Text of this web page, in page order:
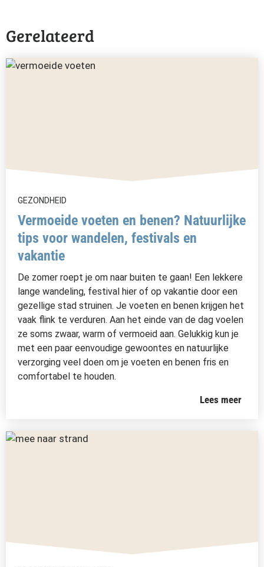
Gerelateerd
GEZONDHEID
Vermoeide voeten en benen? Natuurlijke
tips voor wandelen, festivals en
vakantie
De zomer roept je om naar buiten te gaan! Een lekkere
lange wandeling, festival hier of op vakantie door een
gezellige stad struinen. Je voeten en benen krijgen het
vaak flink te verduren. Aan het einde van de dag voelen
ze soms zwaar, warm of vermoeid aan. Gelukkig kun je
met een paar eenvoudige gewoontes en natuurlijke
verzorging veel doen om je voeten en benen fris en
comfortabel te houden.
Lees meer